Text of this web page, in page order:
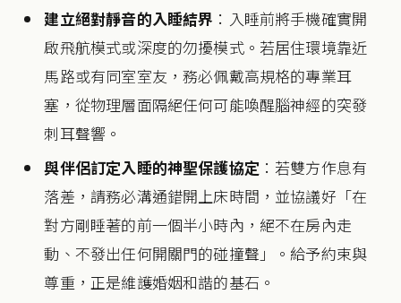
建立絕對靜音的入睡結界 ：入睡前將手機確實開
啟飛航模式或深度的勿擾模式。若居住環境靠近
馬路或有同室室友，務必佩戴高規格的專業耳
塞，從物理層面隔絕任何可能喚醒腦神經的突發
刺耳聲響。
與伴侶訂定入睡的神聖保護協定 ：若雙方作息有
落差，請務必溝通錯開上床時間，並協議好「在
對方剛睡著的前一個半小時內，絕不在房內走
動、不發出任何開關門的碰撞聲」。給予約束與
尊重，正是維護婚姻和諧的基石。